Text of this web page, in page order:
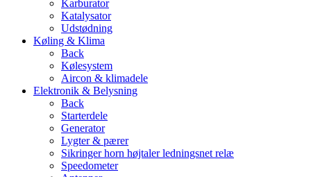
Karburator
Katalysator
Udstødning
Køling & Klima
Back
Kølesystem
Aircon & klimadele
Elektronik & Belysning
Back
Starterdele
Generator
Lygter & pærer
Sikringer horn højtaler ledningsnet relæ
Speedometer